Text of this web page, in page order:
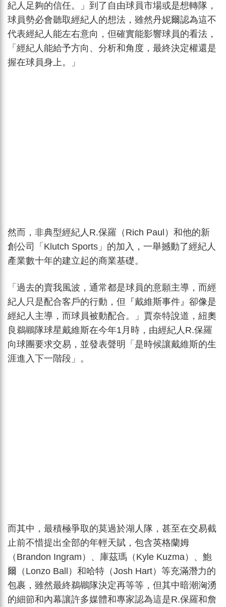
紀人足夠的信任。」到了自由球員市場或是想轉隊，
球員勢必會聽取經紀人的想法，雖然丹妮爾認為這不
代表經紀人能左右意向，但確實能影響球員的看法，
「經紀人能給予方向、分析和角度，最終決定權還是
握在球員身上。」
然而，非典型經紀人R.保羅（Rich Paul）和他的新
創公司「Klutch Sports」的加入，一舉撼動了經紀人
產業數十年的建立起的商業基礎。
「過去的賣我風波，通常都是球員的意願主導，而經
紀人只是配合客戶的行動，但『戴維斯事件』卻像是
經紀人主導，而球員被動配合。」賈奈特說道，紐奧
良鵜鶘隊球星戴維斯在今年1月時，由經紀人R.保羅
向球團要求交易，並發表聲明「是時候讓戴維斯的生
涯進入下一階段」。
而其中，最積極爭取的莫過於湖人隊，甚至在交易截
止前不惜提出全部的年輕天賦，包含英格蘭姆
（Brandon Ingram）、庫茲瑪（Kyle Kuzma）、鮑
爾（Lonzo Ball）和哈特（Josh Hart）等充滿潛力的
包裹，雖然最終鵜鶘隊決定再等等，但其中暗潮洶湧
的細節和內幕讓許多媒體和專家認為這是R.保羅和詹